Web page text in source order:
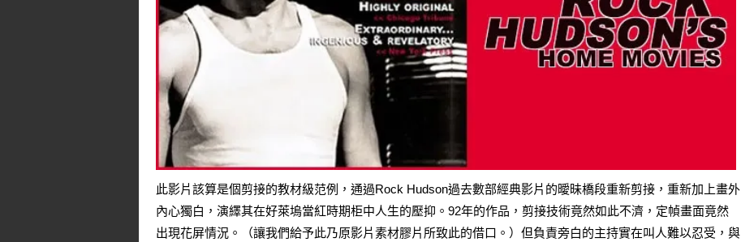
此影片該算是個剪接的教材級范例，通過Rock Hudson過去數部經典影片的曖昧橋段重新剪接，重新加上畫外
內心獨白，演繹其在好萊塢當紅時期柜中人生的壓抑。92年的作品，剪接技術竟然如此不濟，定幀畫面竟然
出現花屏情況。（讓我們給予此乃原影片素材膠片所致此的借口。）但負責旁白的主持實在叫人難以忍受，與